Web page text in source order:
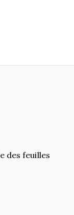
des feuilles